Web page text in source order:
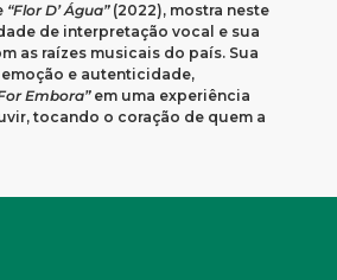
“Flor D’ Água”(2022), mostra neste
de interpretação vocal e sua
as raízes musicais do país. Sua
e autenticidade,
Embora”em uma experiência
tocando o coração de quem a